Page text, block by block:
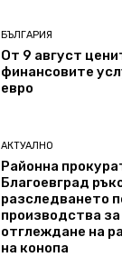
БЪЛГАРИЯ
От 9 август
финансовите
евро
АКТУАЛНО
Районна
Благоевград
разследването
производства
отглеждане на
на конопа